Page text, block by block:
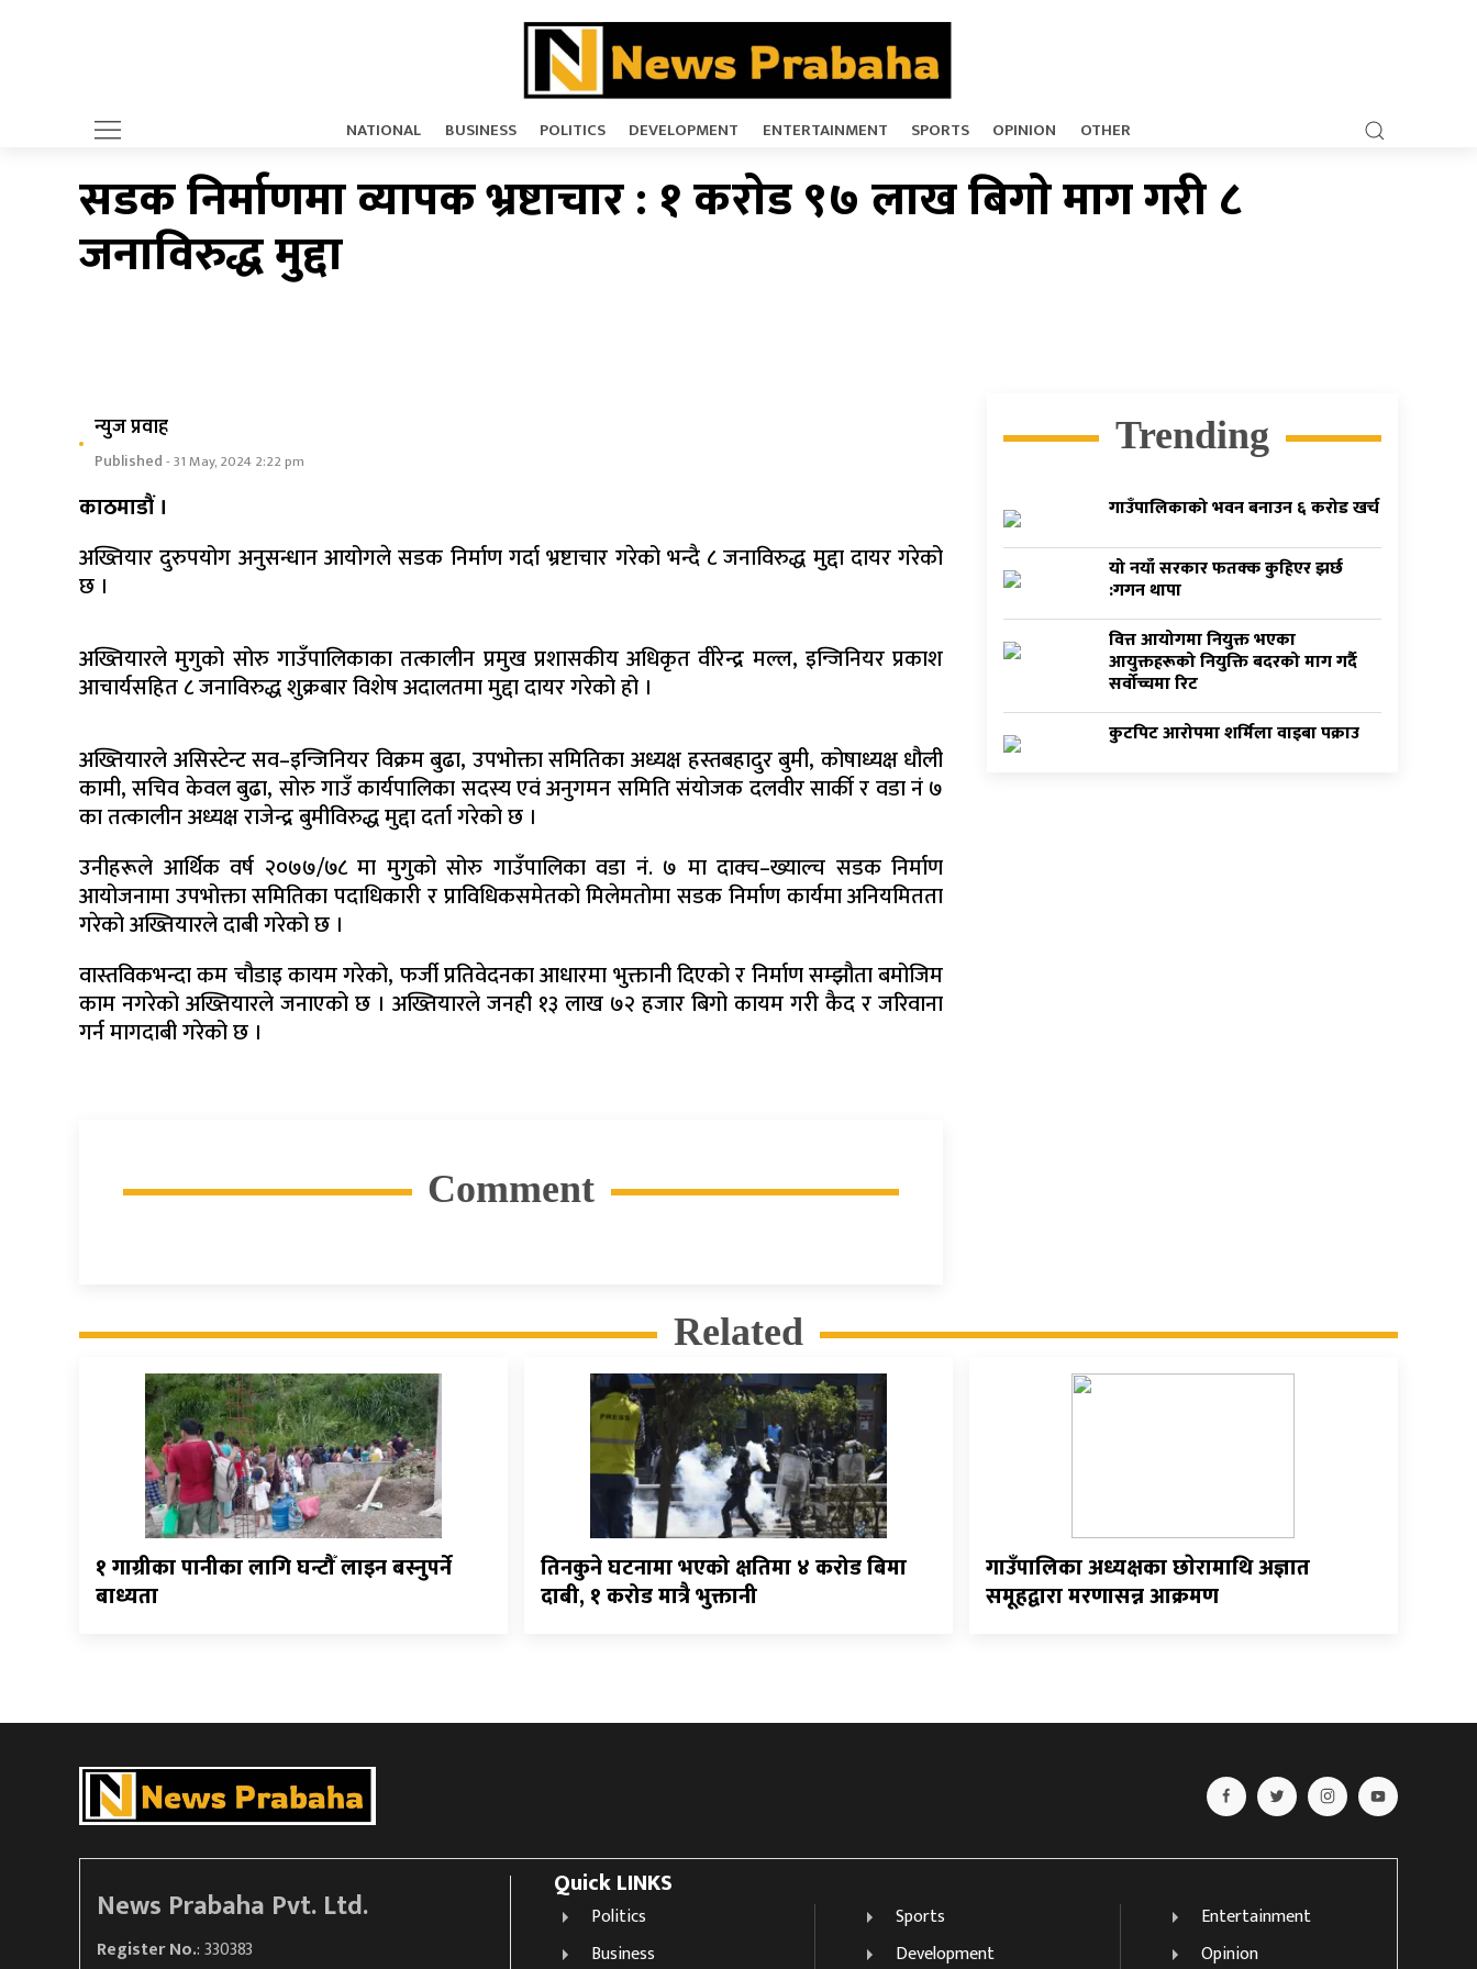
NATIONAL BUSINESS POLITICS DEVELOPMENT ENTERTAINMENT SPORTS OPINION OTHER
सडक निर्माणमा व्यापक भ्रष्टाचार : १ कराेड ९७ लाख बिगाे माग गरी ८
जनाविरुद्ध मुद्दा
न्युज प्रवाह
Published- 31 May, 2024 2:22 pm
काठमाडौं ।
अख्तियार दुरुपयोग अनुसन्धान आयोगले सडक निर्माण गर्दा भ्रष्टाचार गरेको भन्दै ८ जनाविरुद्ध मुद्दा दायर गरेको
छ ।
अख्तियारले मुगुको सोरु गाउँपालिकाका तत्कालीन प्रमुख प्रशासकीय अधिकृत वीरेन्द्र मल्ल, इन्जिनियर प्रकाश
आचार्यसहित ८ जनाविरुद्ध शुक्रबार विशेष अदालतमा मुद्दा दायर गरेको हो ।
अख्तियारले असिस्टेन्ट सव–इन्जिनियर विक्रम बुढा, उपभोक्ता समितिका अध्यक्ष हस्तबहादुर बुमी, कोषाध्यक्ष धौली
कामी, सचिव केवल बुढा, सोरु गाउँ कार्यपालिका सदस्य एवं अनुगमन समिति संयोजक दलवीर सार्की र वडा नं ७
का तत्कालीन अध्यक्ष राजेन्द्र बुमीविरुद्ध मुद्दा दर्ता गरेको छ ।
उनीहरूले आर्थिक वर्ष २०७७/७८ मा मुगुको सोरु गाउँपालिका वडा नं. ७ मा दाक्च–ख्याल्च सडक निर्माण
आयोजनामा उपभोक्ता समितिका पदाधिकारी र प्राविधिकसमेतको मिलेमतोमा सडक निर्माण कार्यमा अनियमितता
गरेको अख्तियारले दाबी गरेको छ ।
वास्तविकभन्दा कम चौडाइ कायम गरेको, फर्जी प्रतिवेदनका आधारमा भुक्तानी दिएको र निर्माण सम्झौता बमोजिम
काम नगरेको अख्तियारले जनाएको छ । अख्तियारले जनही १३ लाख ७२ हजार बिगो कायम गरी कैद र जरिवाना
गर्न मागदाबी गरेको छ ।
Comment
Trending
गाउँपालिकाको भवन बनाउन ६ करोड खर्च
यो नयाँ सरकार फतक्क कुहिएर झर्छ
:गगन थापा
वित्त आयोगमा नियुक्त भएका
आयुक्तहरूको नियुक्ति बदरको माग गर्दै
सर्वोच्चमा रिट
कुटपिट आरोपमा शर्मिला वाइबा पक्राउ
Related
१ गाग्रीका पानीका लागि घन्टौँ लाइन बस्नुपर्ने
बाध्यता
तिनकुने घटनामा भएको क्षतिमा ४ करोड बिमा
दाबी, १ करोड मात्रै भुक्तानी
गाउँपालिका अध्यक्षका छाेरामाथि अज्ञात
समूहद्वारा मरणासन्न आक्रमण
News Prabaha Pvt. Ltd.
Register No.: 330383
Quick LINKS
Politics
Business
Sports
Development
Entertainment
Opinion